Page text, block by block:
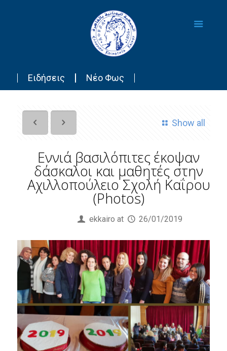
Ειδήσεις Νέο Φως
Show all
Εννιά βασιλόπιτες έκοψαν
δάσκαλοι και μαθητές στην
Αχιλλοπούλειο Σχολή Καΐρου
(Photos)
ekkairo at 26/01/2019